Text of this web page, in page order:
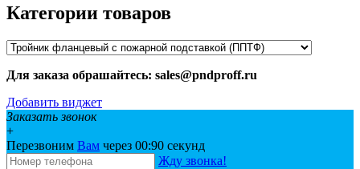
Категории товаров
Для заказа обрашайтесь: sales@pndproff.ru
Добавить виджет
Заказать звонок
+
Перезвоним Вам через 00:90 секунд
Жду звонка!